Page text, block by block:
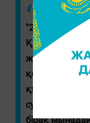
"25 жас деп
Қазақстан
жерге салып
қолынан
құттықтап
суретін
бірақ